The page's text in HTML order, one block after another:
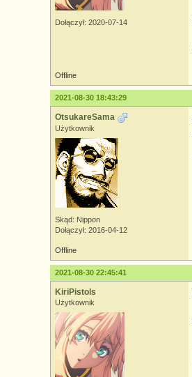
Dołączył: 2020-07-14
Offline
2021-08-30 18:43:29
OtsukareSama
Użytkownik
Skąd: Nippon
Dołączył: 2016-04-12
Offline
2021-08-30 22:45:41
KiriPistols
Użytkownik